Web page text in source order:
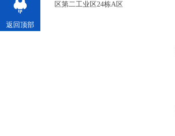
区第二工业区24栋A区
返回顶部